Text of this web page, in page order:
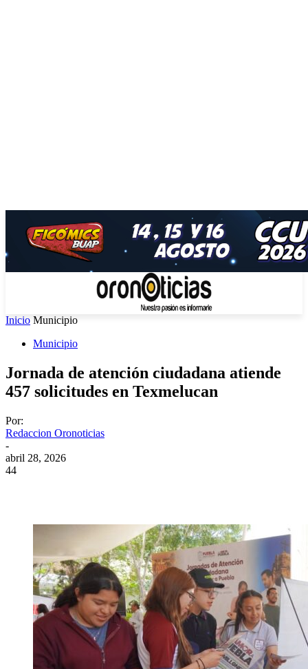
Inicio Municipio
Municipio
Jornada de atención ciudadana atiende
457 solicitudes en Texmelucan
Por:
Redaccion Oronoticias
-
abril 28, 2026
44